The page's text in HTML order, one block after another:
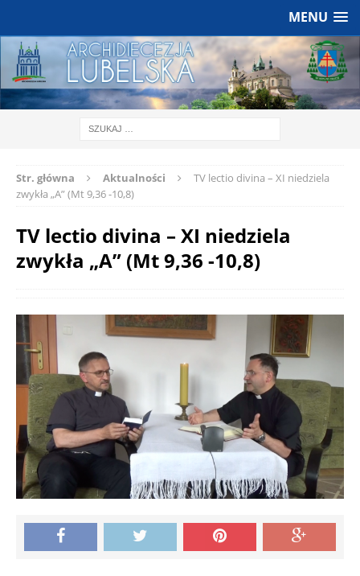
MENU
Str. główna Aktualności
TV lectio divina – XI niedziela
zwykła „A” (Mt 9,36 -10,8)
TV lectio divina – XI niedziela
zwykła „A” (Mt 9,36 -10,8)